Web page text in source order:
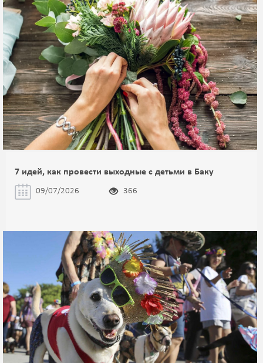
7 идей, как провести выходные с детьми в Баку
09/07/2026 366